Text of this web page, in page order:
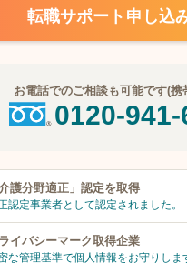
転職サポート申し込
お電話でのご相談も可能です(携
0120-941-
介護分野適正」 認定を取得
認定事業者として認定されました。
イバシーマーク取得企業
な管理基準で個人情報をお守りしま